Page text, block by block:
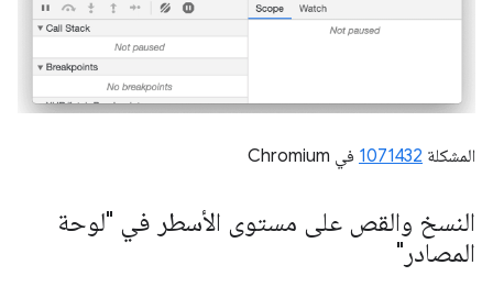
المشكلة 1071432 في Chromium
النسخ والقص على مستوى الأسطر في "لوحة
المصادر"